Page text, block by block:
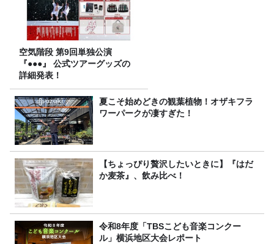
空気階段 第9回単独公演
『●●●』 公式ツアーグッズの
詳細発表！
夏こそ始めどきの観葉植物！オザキフラ
ワーパークが凄すぎた！
【ちょっぴり贅沢したいときに】『はだ
か麦茶』、飲み比べ！
令和8年度「TBSこども音楽コンクー
ル」横浜地区大会レポート